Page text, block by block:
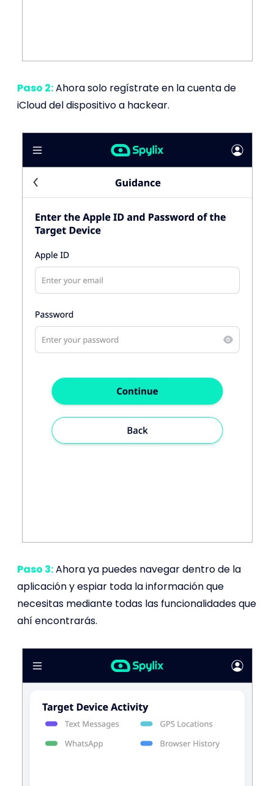
Paso 2:Ahora solo regístrate en la cuenta de
iCloud del dispositivo a hackear.
Paso 3:Ahora ya puedes navegar dentro de la
aplicación y espiar toda la información que
necesitas mediante todas las funcionalidades que
ahí encontrarás.